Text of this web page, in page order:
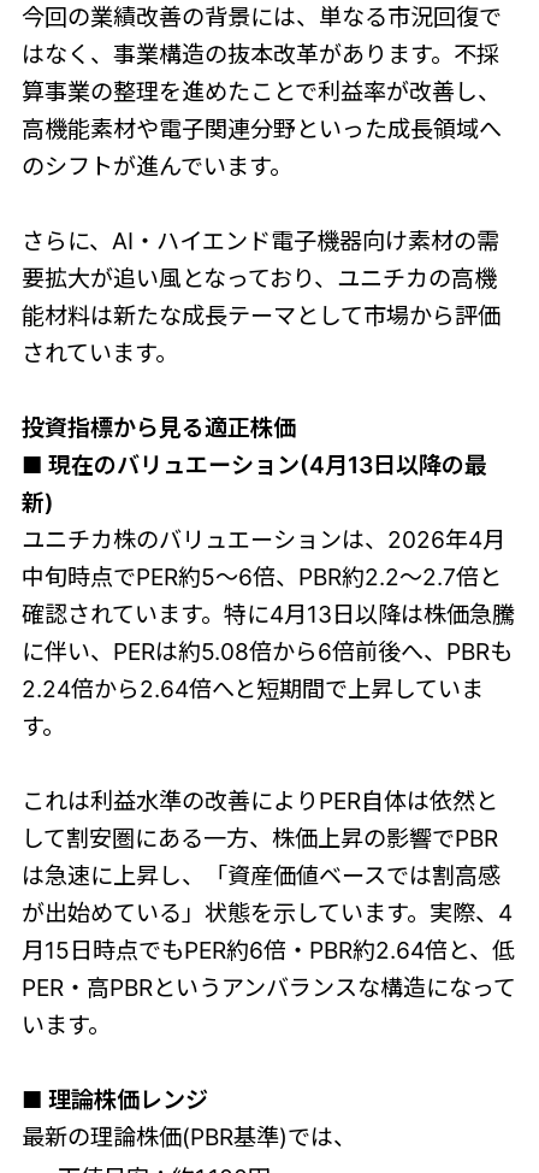
今回の業績改善の背景には、単なる市況回復で
はなく、事業構造の抜本改革があります。不採
算事業の整理を進めたことで利益率が改善し、
高機能素材や電子関連分野といった成長領域へ
のシフトが進んでいます。
さらに、AI・ハイエンド電子機器向け素材の需
要拡大が追い風となっており、ユニチカの高機
能材料は新たな成長テーマとして市場から評価
されています。
投資指標から見る適正株価
■ 現在のバリュエーション(4月13日以降の最
新)
ユニチカ株のバリュエーションは、2026年4月
中旬時点でPER約5〜6倍、PBR約2.2〜2.7倍と
確認されています。特に4月13日以降は株価急騰
に伴い、PERは約5.08倍から6倍前後へ、PBRも
2.24倍から2.64倍へと短期間で上昇していま
す。
これは利益水準の改善によりPER自体は依然と
して割安圏にある一方、株価上昇の影響でPBR
は急速に上昇し、「資産価値ベースでは割高感
が出始めている」状態を示しています。実際、4
月15日時点でもPER約6倍・PBR約2.64倍と、低
PER・高PBRというアンバランスな構造になって
います。
■ 理論株価レンジ
最新の理論株価(PBR基準)では、